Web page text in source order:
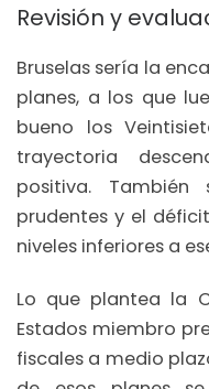
Revisión y
Bruselas sería la
planes, a los que
bueno los
trayectoria
positiva.
prudentes y el
niveles inferiores a
Lo que plantea la
Estados miembro
fiscales a medio